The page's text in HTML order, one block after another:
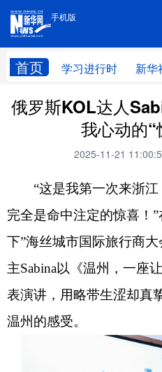
手机版
首页 学习进行时 新华
手机版
俄罗斯KOL达人
我心动的“
2025-11-21
“这是我第一次来浙江
完全是命中注定的惊喜！”
下”海丝城市国际旅行商
主Sabina以《温州，一座
表演讲，用略带生涩却真
温州的感受。